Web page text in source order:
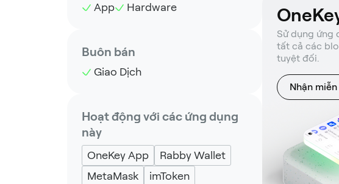
App Hardware
Buôn bán
Giao Dịch
Hoạt động với các ứng dụng
này
OneKey App
Rabby Wallet
MetaMask
imToken
Sử dụng ứng
tất cả các
tuyệt đối.
Nhận